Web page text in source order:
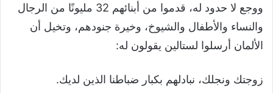
ووجع لا حدود له، قدموا من أبنائهم 32 مليونًا من الرجال
والنساء والأطفال والشيوخ، وخيرة جنودهم، وتخيل أن
الألمان أرسلوا لستالين يقولون له:
زوجتك ونجلك، نبادلهم بكبار ضباطنا الذين لديك.